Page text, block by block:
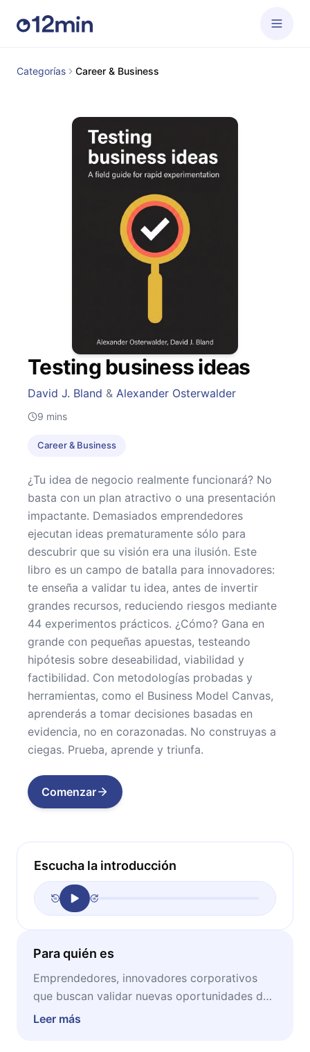
Categorías Career & Business
Testing business ideas
David J. Bland & Alexander Osterwalder
9 mins
Career & Business
¿Tu idea de negocio realmente funcionará? No
basta con un plan atractivo o una presentación
impactante. Demasiados emprendedores
ejecutan ideas prematuramente sólo para
descubrir que su visión era una ilusión. Este
libro es un campo de batalla para innovadores:
te enseña a validar tu idea, antes de invertir
grandes recursos, reduciendo riesgos mediante
44 experimentos prácticos. ¿Cómo? Gana en
grande con pequeñas apuestas, testeando
hipótesis sobre deseabilidad, viabilidad y
factibilidad. Con metodologías probadas y
herramientas, como el Business Model Canvas,
aprenderás a tomar decisiones basadas en
evidencia, no en corazonadas. No construyas a
ciegas. Prueba, aprende y triunfa.
Comenzar
Escucha la introducción
Para quién es
Emprendedores, innovadores corporativos
que buscan validar nuevas oportunidades de
negocio, equipos de producto, líderes
Leer más